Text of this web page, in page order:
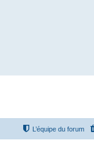
L’équipe du forum